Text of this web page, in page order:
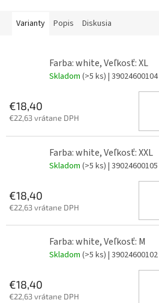
Varianty Popis Diskusia
Farba: white, Veľkosť: XL
Skladom (>5 ks) | 39024600104
€18,40
€22,63 vrátane DPH
Farba: white, Veľkosť: XXL
Skladom (>5 ks) | 39024600105
€18,40
€22,63 vrátane DPH
Farba: white, Veľkosť: M
Skladom (>5 ks) | 39024600102
€18,40
€22,63 vrátane DPH